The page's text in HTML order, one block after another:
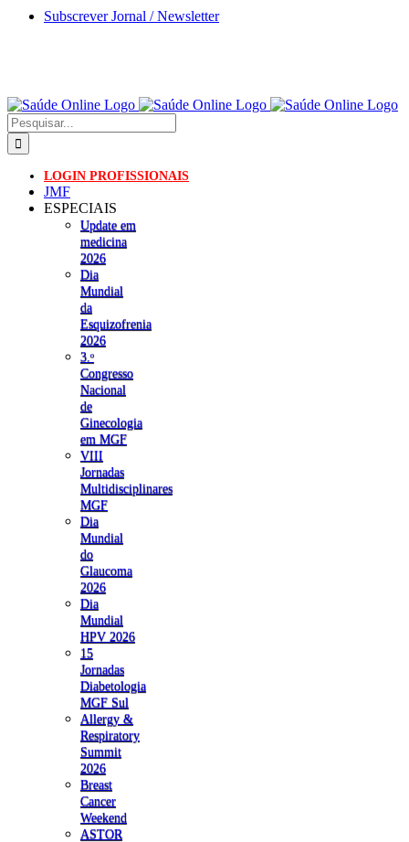
Skip
Subscrever Jornal / Newsletter
Pesquisar
LOGIN PROFISSIONAIS
JMF
ESPECIAIS
Update em
medicina
2026
Dia
Mundial
da
Esquizofrenia
2026
3.ᵒ
Congresso
Nacional
de
Ginecologia
em MGF
VIII
Jornadas
Multidisciplinares
MGF
Dia
Mundial
do
Glaucoma
2026
Dia
Mundial
HPV 2026
15
Jornadas
Diabetologia
MGF Sul
Allergy &
Respiratory
Summit
2026
Breast
Cancer
Weekend
ASTOR